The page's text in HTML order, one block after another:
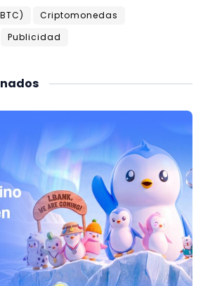
Criptomonedas
Publicidad